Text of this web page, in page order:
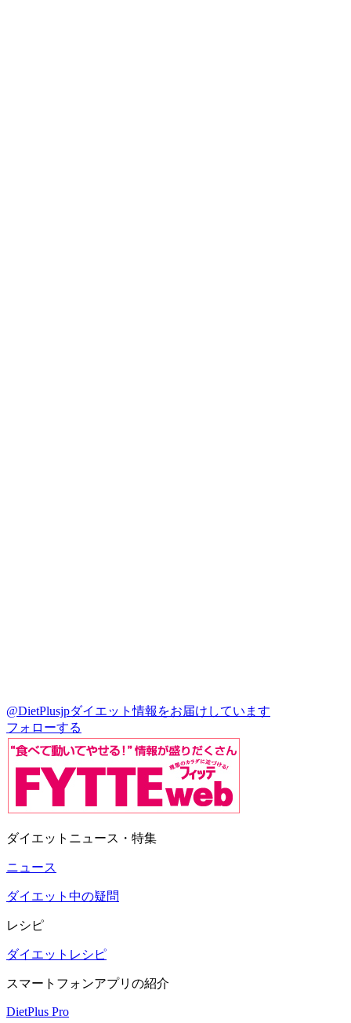
@DietPlusjpダイエット情報をお届けしています
フォローする
ダイエットニュース・特集
ニュース
ダイエット中の疑問
レシピ
ダイエットレシピ
スマートフォンアプリの紹介
DietPlus Pro